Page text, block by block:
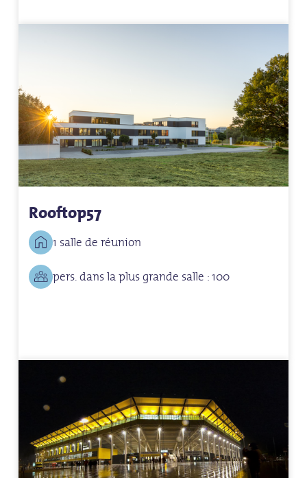
Rooftop57
1 salle de réunion
pers. dans la plus grande salle : 100